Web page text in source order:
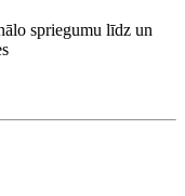
spriegumu līdz un